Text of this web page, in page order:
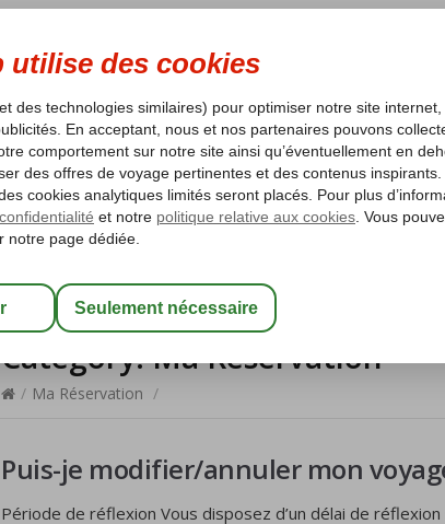
Category:Ma Réservation
/ Ma Réservation /
Puis-je modifier/annuler mon
Période de réflexion Vous disposez d’un délai de